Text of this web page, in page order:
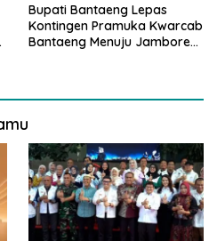
Bupati Bantaeng Lepas
Kontingen Pramuka Kwarcab
Bantaeng Menuju Jambore